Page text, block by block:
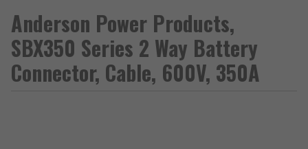
Anderson Power Products,
SBX350 Series 2 Way Battery
Connector, Cable, 600V, 350A